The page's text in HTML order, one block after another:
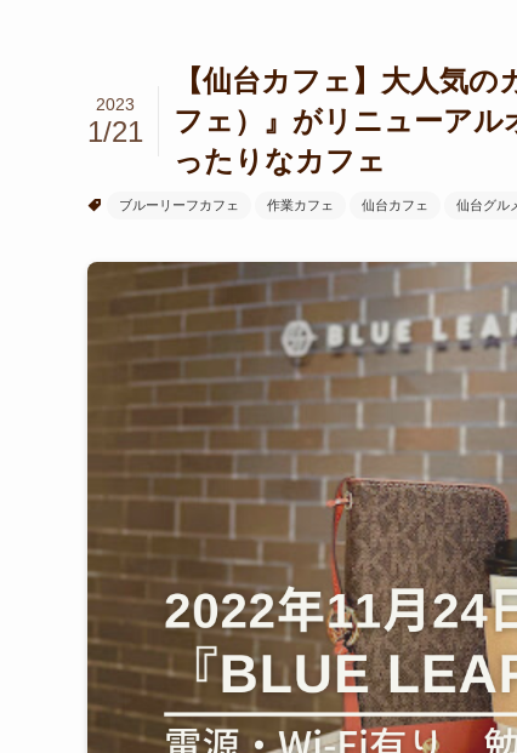
【仙台カフェ】大人気
フェ）』がリニューアル
ったりなカフェ
2023
1/21
ブルーリーフカフェ 作業カフェ 仙台カフェ 仙台グル